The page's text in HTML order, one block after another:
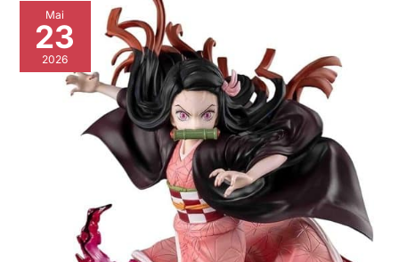
Mai
23
2026
Avis
sur
la
statuette
Nezuko
kamado
FiguartsZERO